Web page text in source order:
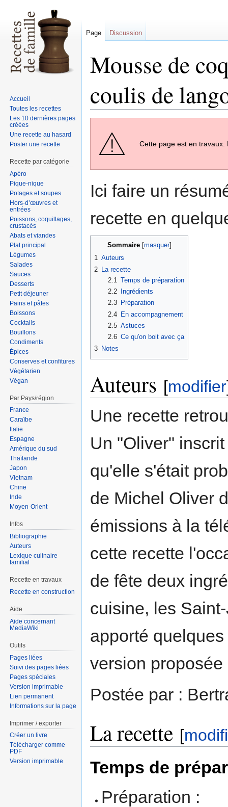
Mousse de
coulis de
navigation
recherche
Cette page est en
Ici faire un
recette en
Sommaire
1 Auteurs
2
La recette
2.1
Temps de préparation
2.2
Ingrédients
2.3
Préparation
2.4
En accompagnement
2.5 Astuces
2.6 Ce qu'on boit avec ça
3 Notes
Auteurs [modifier
Une recette
Un "Oliver"
qu'elle s'était
de Michel Oliver
émissions à la
cette recette
de fête deux
cuisine, les
apporté
version proposée
Postée par :
La recette [
Temps de
Préparation :
Page Discussion
Accueil
Toutes les recettes
Les 10 dernières pages
créées
Une recette au hasard
Poster une recette
Recette par catégorie
Apéro
Pique-nique
Potages et soupes
Hors-d’œuvres et
entrées
Poissons, coquillages,
crustacés
Abats et viandes
Plat principal
Légumes
Salades
Sauces
Desserts
Petit déjeuner
Pains et pâtes
Boissons
Cocktails
Bouillons
Condiments
Épices
Conserves et confitures
Végétarien
Végan
Par Pays/région
France
Caraïbe
Italie
Espagne
Amérique du sud
Thaïlande
Japon
Vietnam
Chine
Inde
Moyen-Orient
Infos
Bibliographie
Auteurs
Lexique culinaire
familial
Recette en travaux
Recette en construction
Aide
Aide concernant
MediaWiki
Outils
Pages liées
Suivi des pages liées
Pages spéciales
Version imprimable
Lien permanent
Informations sur la page
Imprimer / exporter
Créer un livre
Télécharger comme
PDF
Version imprimable